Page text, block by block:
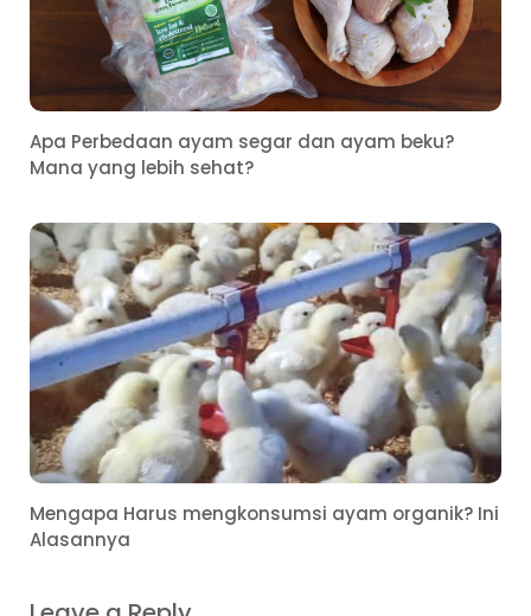
Apa Perbedaan ayam segar dan ayam beku?
Mana yang lebih sehat?
Mengapa Harus mengkonsumsi ayam organik? Ini
Alasannya